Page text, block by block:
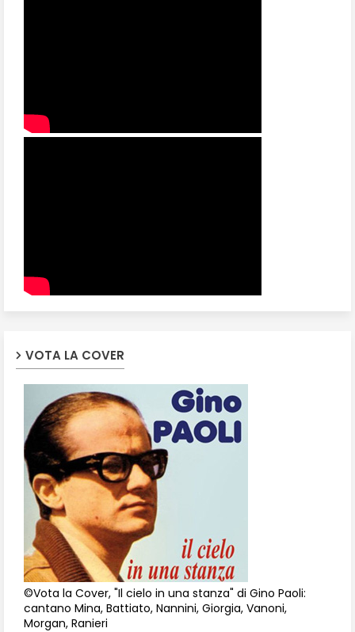
VOTA LA COVER
©Vota la Cover, "Il cielo in una stanza" di Gino Paoli:
cantano Mina, Battiato, Nannini, Giorgia, Vanoni,
Morgan, Ranieri